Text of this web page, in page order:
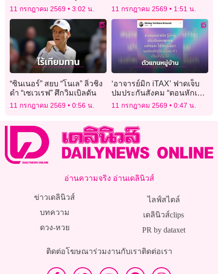
11 กรกฎาคม 2569 3:02 น.
ผ่าน
11 กรกฎาคม 2569 1:51 น.
“ซินเนอร์” สยบ “โนเล” ลิ่วชิง
ดำ “เซเวเรฟ” ศึกวิมเบิลดัน
11 กรกฎาคม 2569 0:56 น.
‘อาจารย์มิก iTAX’ ฟาดเจ็บ
ปมประกันสังคม “ตอนหักเงิน
รู้จักดี พอจะให้เลือกบอร์ดทำ
ทรงจำไม่ได้”
11 กรกฎาคม 2569 0:47 น.
อ่านความจริง อ่านเดลินิวส์
ข่าวเดลินิวส์
บทความ
ดวง-หวย
ไลฟ์สไตล์
เดลินิวส์clips
PR by dataxet
ติดต่อโฆษณาร่วมงานกับเราติดต่อเรา